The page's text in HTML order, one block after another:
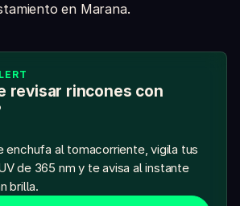
en Marana.
revisar rincones con
enchufa al tomacorriente, vigila tus
de 365 nm y te avisa al instante
brilla.